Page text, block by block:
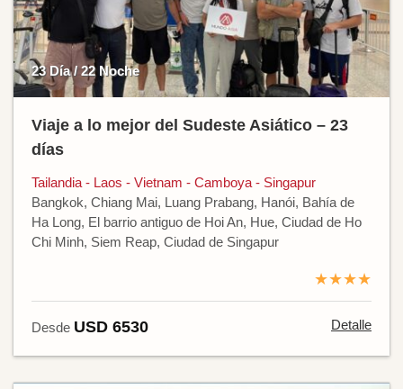
23 Día / 22 Noche
Viaje a lo mejor del Sudeste Asiático – 23
días
Tailandia - Laos - Vietnam - Camboya - Singapur
Bangkok, Chiang Mai, Luang Prabang, Hanói, Bahía de
Ha Long, El barrio antiguo de Hoi An, Hue, Ciudad de Ho
Chi Minh, Siem Reap, Ciudad de Singapur
★★★★
Desde USD 6530 Detalle